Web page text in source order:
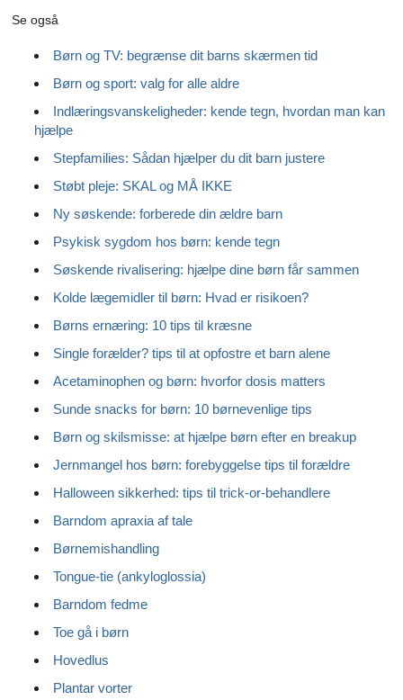
Se også
Børn og TV: begrænse dit barns skærmen tid
Børn og sport: valg for alle aldre
Indlæringsvanskeligheder: kende tegn, hvordan man kan
hjælpe
Stepfamilies: Sådan hjælper du dit barn justere
Støbt pleje: SKAL og MÅ IKKE
Ny søskende: forberede din ældre barn
Psykisk sygdom hos børn: kende tegn
Søskende rivalisering: hjælpe dine børn får sammen
Kolde lægemidler til børn: Hvad er risikoen?
Børns ernæring: 10 tips til kræsne
Single forælder? tips til at opfostre et barn alene
Acetaminophen og børn: hvorfor dosis matters
Sunde snacks for børn: 10 børnevenlige tips
Børn og skilsmisse: at hjælpe børn efter en breakup
Jernmangel hos børn: forebyggelse tips til forældre
Halloween sikkerhed: tips til trick-or-behandlere
Barndom apraxia af tale
Børnemishandling
Tongue-tie (ankyloglossia)
Barndom fedme
Toe gå i børn
Hovedlus
Plantar vorter